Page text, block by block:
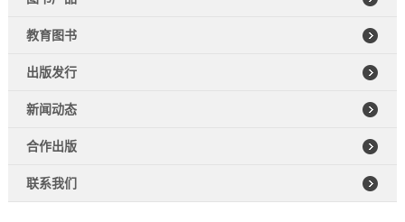
教育图书
出版发行
新闻动态
合作出版
联系我们